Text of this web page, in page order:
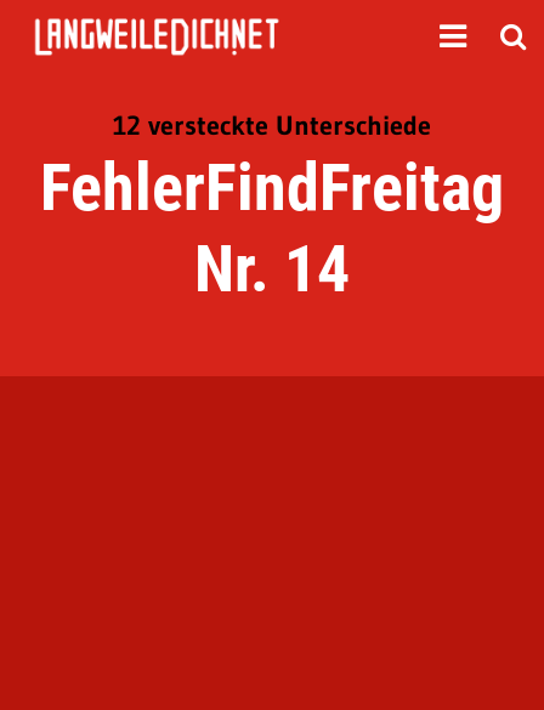
12 versteckte Unterschiede
FehlerFindFreitag
Nr. 14